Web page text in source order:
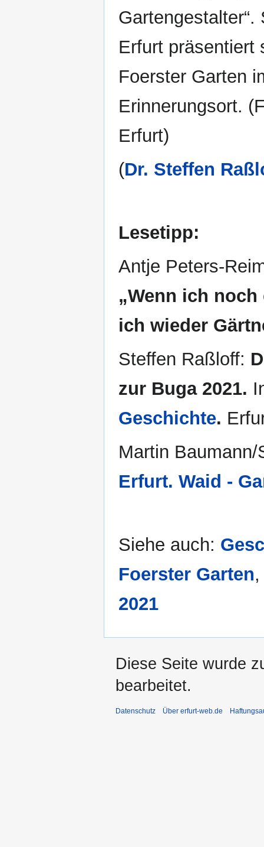
Erfurt präsentiert
Foerster Garten
Erinnerungsort.
Erfurt)
(Dr. Steffen
Lesetipp:
Antje Peters-
„Wenn ich
ich wieder
Steffen Raßloff:
zur Buga 2021.
Geschichte.
Martin
Erfurt. Waid -
Siehe auch:
Foerster Garten
2021
Diese Seite wurde
bearbeitet.
Datenschutz Über erfurt-web.de